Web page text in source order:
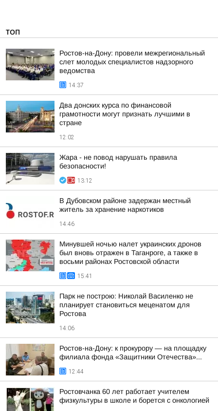
ТОП
Ростов-на-Дону: провели межрегиональный
слет молодых специалистов надзорного
ведомства
14:37
Два донских курса по финансовой
грамотности могут признать лучшими в
стране
12:02
Жара - не повод нарушать правила
безопасности!
13:12
В Дубовском районе задержан местный
житель за хранение наркотиков
14:46
Минувшей ночью налет украинских дронов
был вновь отражен в Таганроге, а также в
восьми районах Ростовской области
15:41
Парк не построю: Николай Василенко не
планирует становиться меценатом для
Ростова
14:06
Ростов-на-Дону: к прокурору — на площадку
филиала фонда «Защитники Отечества»...
12:44
Ростовчанка 60 лет работает учителем
физкультуры в школе и борется с онкологией